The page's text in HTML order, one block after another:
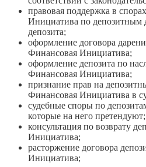
правовая поддержка в
Инициатива по депозитным
депозита;
оформление договора
Финансовая Инициатива;
оформление депозита по
Финансовая Инициатива;
признание прав на
Финансовая Инициатива в
судебные споры по
которые на него претендуют;
консультация по возврату
Инициатива;
расторжение договора
Инициатива;